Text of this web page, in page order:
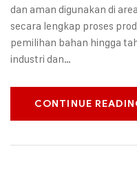
dan aman digunakan di
secara lengkap proses
pemilihan bahan hingga
industri dan…
CONTINUE